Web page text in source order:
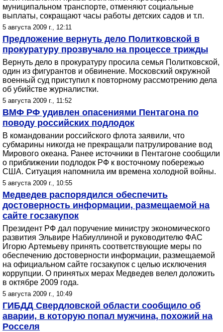
муниципальном транспорте, отменяют социальные
выплаты, сокращают часы работы детских садов и т.п.
5 августа 2009 г., 12:11
Предложение вернуть дело Политковской в
прокуратуру прозвучало на процессе трижды
Вернуть дело в прокуратуру просила семья Политковской,
один из фигурантов и обвинение. Московский окружной
военный суд приступил к повторному рассмотрению дела
об убийстве журналистки.
5 августа 2009 г., 11:52
ВМФ РФ удивлен опасениями Пентагона по
поводу российских подлодок
В командовании российского флота заявили, что
субмарины никогда не прекращали патрулирование вод
Мирового океана. Ранее источники в Пентагоне сообщили
о приближении подлодок РФ к восточному побережью
США. Ситуация напомнила им времена холодной войны.
5 августа 2009 г., 10:55
Медведев распорядился обеспечить
достоверность информации, размещаемой на
сайте госзакупок
Президент РФ дал поручение министру экономического
развития Эльвире Набиуллиной и руководителю ФАС
Игорю Артемьеву принять соответствующие меры по
обеспечению достоверности информации, размещаемой
на официальном сайте госзакупок с целью исключения
коррупции. О принятых мерах Медведев велел доложить
в октябре 2009 года.
5 августа 2009 г., 10:49
ГИБДД Свердловской области сообщило об
аварии, в которую попал мужчина, похожий на
Росселя